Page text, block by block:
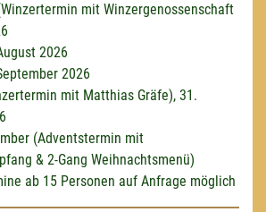
mit Winzergenossenschaft
2026
2026
mit Matthias Gräfe), 31.
(Adventstermin mit
& 2-Gang Weihnachtsmenü)
ab 15 Personen auf Anfrage möglich